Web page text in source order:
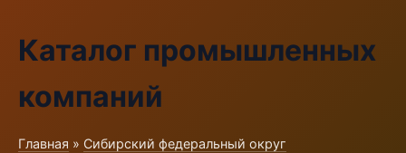
Каталог промышленных
компаний
Главная » Сибирский федеральный округ